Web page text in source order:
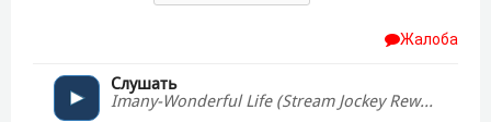
Жалоба
Слушать
Imany-Wonderful Life (Stream Jockey Rework)